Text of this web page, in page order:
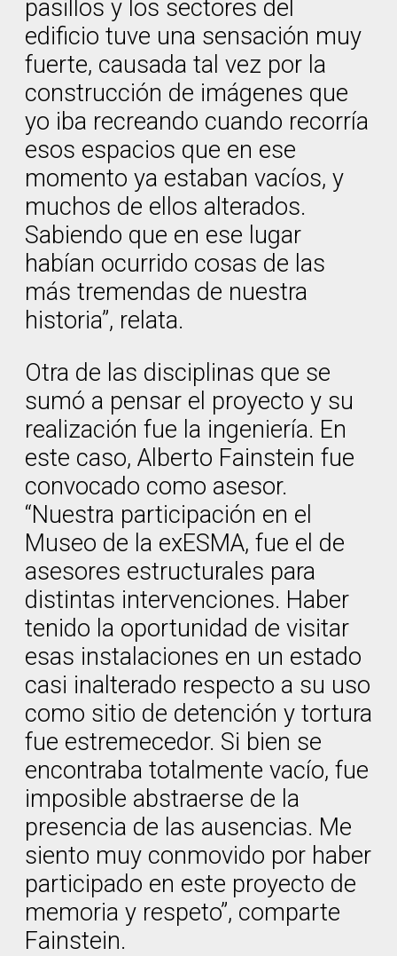
pasillos y los sectores del
edificio tuve una sensación muy
fuerte, causada tal vez por la
construcción de imágenes que
yo iba recreando cuando recorría
esos espacios que en ese
momento ya estaban vacíos, y
muchos de ellos alterados.
Sabiendo que en ese lugar
habían ocurrido cosas de las
más tremendas de nuestra
historia”, relata.
Otra de las disciplinas que se
sumó a pensar el proyecto y su
realización fue la ingeniería. En
este caso, Alberto Fainstein fue
convocado como asesor.
“Nuestra participación en el
Museo de la exESMA, fue el de
asesores estructurales para
distintas intervenciones. Haber
tenido la oportunidad de visitar
esas instalaciones en un estado
casi inalterado respecto a su uso
como sitio de detención y tortura
fue estremecedor. Si bien se
encontraba totalmente vacío, fue
imposible abstraerse de la
presencia de las ausencias. Me
siento muy conmovido por haber
participado en este proyecto de
memoria y respeto”, comparte
Fainstein.